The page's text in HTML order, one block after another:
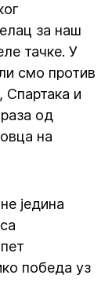
за наш
тачке. У
смо против
и
од
на
једина
победа уз